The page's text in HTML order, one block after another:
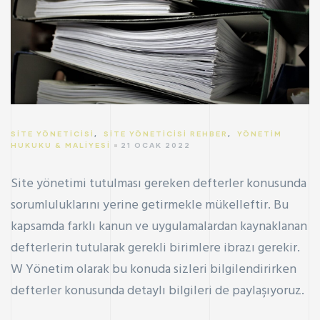
SITE YÖNETICISI ,SITE YÖNETICISI REHBER ,YÖNETIM
HUKUKU & MALIYESI
21 OCAK 2022
Site yönetimi tutulması gereken defterler konusunda
sorumluluklarını yerine getirmekle mükelleftir. Bu
kapsamda farklı kanun ve uygulamalardan kaynaklanan
defterlerin tutularak gerekli birimlere ibrazı gerekir.
W Yönetimolarak bu konuda sizleri bilgilendirirken
defterler konusunda detaylı bilgileri de paylaşıyoruz.